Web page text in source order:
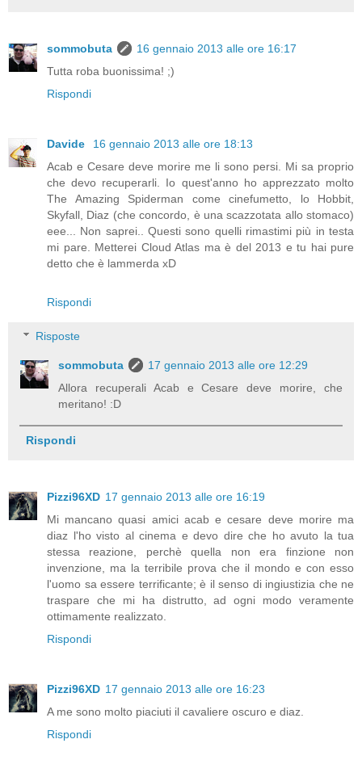
sommobuta
16 gennaio 2013 alle ore 16:17
Tutta roba buonissima! ;)
Rispondi
Davide
16 gennaio 2013 alle ore 18:13
Acab e Cesare deve morire me li sono persi. Mi sa proprio
che devo recuperarli. Io quest'anno ho apprezzato molto
The Amazing Spiderman come cinefumetto, lo Hobbit,
Skyfall, Diaz (che concordo, è una scazzotata allo stomaco)
eee... Non saprei.. Questi sono quelli rimastimi più in testa
mi pare. Metterei Cloud Atlas ma è del 2013 e tu hai pure
detto che è lammerda xD
Rispondi
Risposte
sommobuta
17 gennaio 2013 alle ore 12:29
Allora recuperali Acab e Cesare deve morire, che
meritano! :D
Rispondi
Pizzi96XD 17 gennaio 2013 alle ore 16:19
Mi mancano quasi amici acab e cesare deve morire ma
diaz l'ho visto al cinema e devo dire che ho avuto la tua
stessa reazione, perchè quella non era finzione non
invenzione, ma la terribile prova che il mondo e con esso
l'uomo sa essere terrificante; è il senso di ingiustizia che ne
traspare che mi ha distrutto, ad ogni modo veramente
ottimamente realizzato.
Rispondi
Pizzi96XD 17 gennaio 2013 alle ore 16:23
A me sono molto piaciuti il cavaliere oscuro e diaz.
Rispondi